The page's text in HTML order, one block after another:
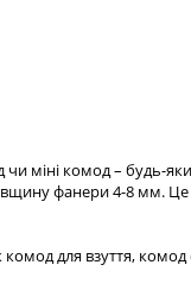
чи міні комод – будь-
фанери 4-8 мм. Це
для взуття, комод